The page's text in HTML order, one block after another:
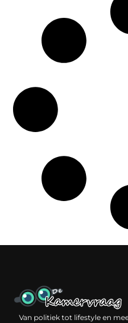
Van politiek tot lifestyle en